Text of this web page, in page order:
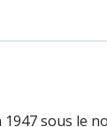
sous le